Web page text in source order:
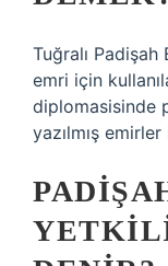
Tuğralı Padişah
emri için
diplomasisinde
yazılmış